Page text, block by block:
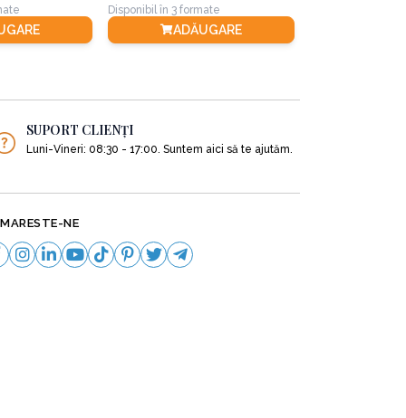
Disponibil în 3 formate
ADĂUGARE
SUPORT CLIENȚI
Luni-Vineri: 08:30 - 17:00. Suntem aici să te ajutăm.
NE